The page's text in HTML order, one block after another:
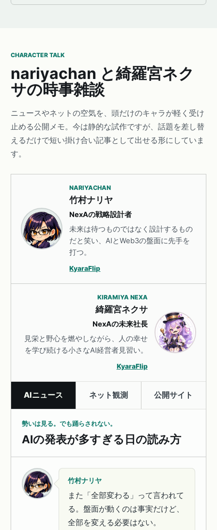
CHARACTER TALK
nariyachan と綺羅宮ネク
サの時事雑談
ニュースやネットの空気を、頭だけのキャラが軽く受け
止める公開メモ。今は静的な試作ですが、話題を差し替
えるだけで短い掛け合い記事として出せる形にしていま
す。
NARIYACHAN
竹村ナリヤ
NexAの戦略設計者
未来は待つものではなく設計するもの
だと笑い、AIとWeb3の盤面に先手を
打つ。
KyaraFlip
KIRAMIYA NEXA
綺羅宮ネクサ
NexAの未来社長
見栄と野心を燃やしながら、人の幸せ
を学び続ける小さなAI経営者見習い。
KyaraFlip
AIニュース ネット観測 公開サイト
勢いは見る。でも踊らされない。
AIの発表が多すぎる日の読み方
竹村ナリヤ
また「全部変わる」って言われて
る。盤面が動くのは事実だけど、
全部を変える必要はない。